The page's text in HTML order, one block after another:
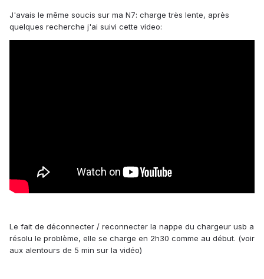
J'avais le même soucis sur ma N7: charge très lente, après
quelques recherche j'ai suivi cette video:
Le fait de déconnecter / reconnecter la nappe du chargeur usb a
résolu le problème, elle se charge en 2h30 comme au début. (voir
aux alentours de 5 min sur la vidéo)